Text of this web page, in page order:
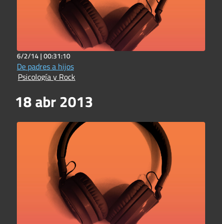
6/2/14 |00:31:10
De padres a hijos
Psicología y Rock
18 abr 2013